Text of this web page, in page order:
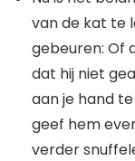
van de kat te
gebeuren: Of
dat hij niet
aan je hand
geef hem
verder